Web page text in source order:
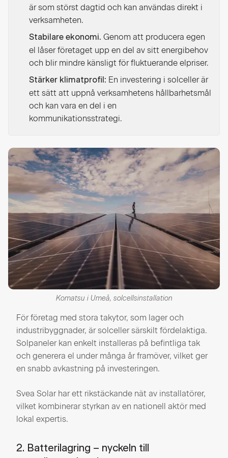
är som störst dagtid och kan användas direkt i
verksamheten.
Stabilare ekonomi. Genom att producera egen
el låser företaget upp en del av sitt energibehov
och blir mindre känsligt för fluktuerande elpriser.
Stärker klimatprofil: En investering i solceller är
ett sätt att uppnå verksamhetens hållbarhetsmål
och kan vara en del i en
kommunikationsstrategi.
Komatsu i Umeå, solcellsinstallation
För företag med stora takytor, som lager och
industribyggnader, är solceller särskilt fördelaktiga.
Solpaneler kan enkelt installeras på befintliga tak
och generera el under många år framöver, vilket ger
en snabb avkastning på investeringen.
Svea Solar har ett rikstäckande nät av installatörer,
vilket kombinerar styrkan av en nationell aktör med
lokal expertis.
2. Batterilagring – nyckeln till